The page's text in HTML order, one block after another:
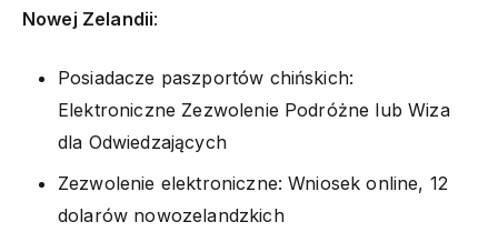
Nowej Zelandii:
Posiadacze paszportów chińskich:
Elektroniczne Zezwolenie Podróżne lub Wiza
dla Odwiedzających
Zezwolenie elektroniczne: Wniosek online, 12
dolarów nowozelandzkich